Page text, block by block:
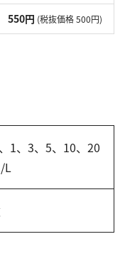
550円 (税抜価格 500円)
1、3、5、10、20
L